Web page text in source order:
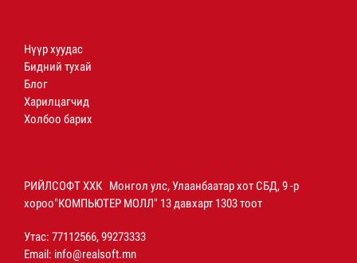
Нүүр хуудас
Бидний тухай
Блог
Харилцагчид
Холбоо барих
РИЙЛСОФТ ХХК Монгол улс, Улаанбаатар хот СБД, 9 -р
хороо"КОМПЬЮТЕР МОЛЛ" 13 давхарт 1303 тоот
Утас: 77112566, 99273333
Email: info@realsoft.mn